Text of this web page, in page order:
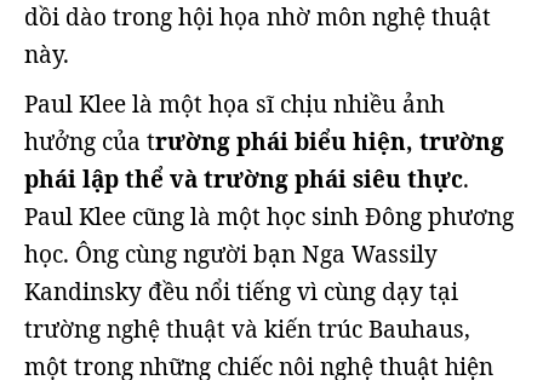
dồi dào trong hội họa nhờ môn nghệ thuật
này.
Paul Klee là một họa sĩ chịu nhiều ảnh
hưởng của trường phái biểu hiện, trường
phái lập thể và trường phái siêu thực.
Paul Klee cũng là một học sinh Đông phương
học. Ông cùng người bạn Nga Wassily
Kandinsky đều nổi tiếng vì cùng dạy tại
trường nghệ thuật và kiến trúc Bauhaus,
một trong những chiếc nôi nghệ thuật hiện